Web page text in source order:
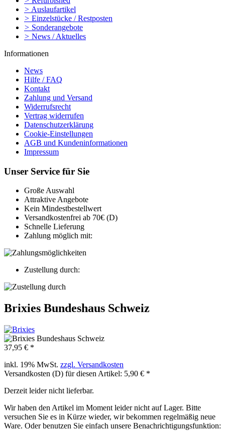
> Auslaufartikel
> Einzelstücke / Restposten
> Sonderangebote
> News / Aktuelles
Informationen
News
Hilfe / FAQ
Kontakt
Zahlung und Versand
Widerrufsrecht
Vertrag widerrufen
Datenschutzerklärung
Cookie-Einstellungen
AGB und Kundeninformationen
Impressum
Unser Service für Sie
Große Auswahl
Attraktive Angebote
Kein Mindestbestellwert
Versandkostenfrei ab 70€ (D)
Schnelle Lieferung
Zahlung möglich mit:
Zustellung durch:
Brixies Bundeshaus Schweiz
37,95 € *
inkl. 19% MwSt. zzgl. Versandkosten
Versandkosten (D) für diesen Artikel: 5,90 € *
Derzeit leider nicht lieferbar.
Wir haben den Artikel im Moment leider nicht auf Lager. Bitte
versuchen Sie es in Kürze wieder, wir bekommen regelmäßig neue
Ware. Oder benutzen Sie einfach unsere Benachrichtigungsfunktion: